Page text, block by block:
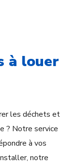
à louer
les déchets et
? Notre service
à vos
notre